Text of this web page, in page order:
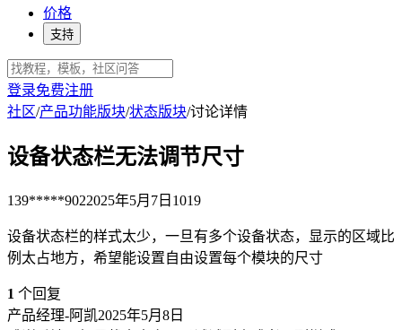
价格
支持
登录免费注册
社区/产品功能版块/状态版块/讨论详情
设备状态栏无法调节尺寸
139*****9022025年5月7日 1019
设备状态栏的样式太少，一旦有多个设备状态，显示的区域比
例太占地方，希望能设置自由设置每个模块的尺寸
1 个回复
产品经理-阿凯2025年5月8日